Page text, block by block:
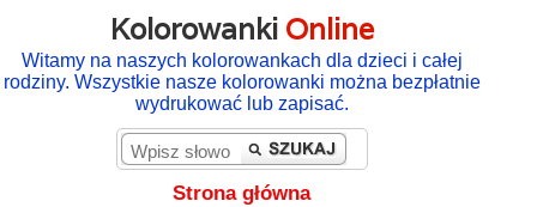
Kolorowanki Online
Witamy na naszych kolorowankach dla dzieci i całej
rodziny. Wszystkie nasze kolorowanki można bezpłatnie
wydrukować lub zapisać.
Strona główna